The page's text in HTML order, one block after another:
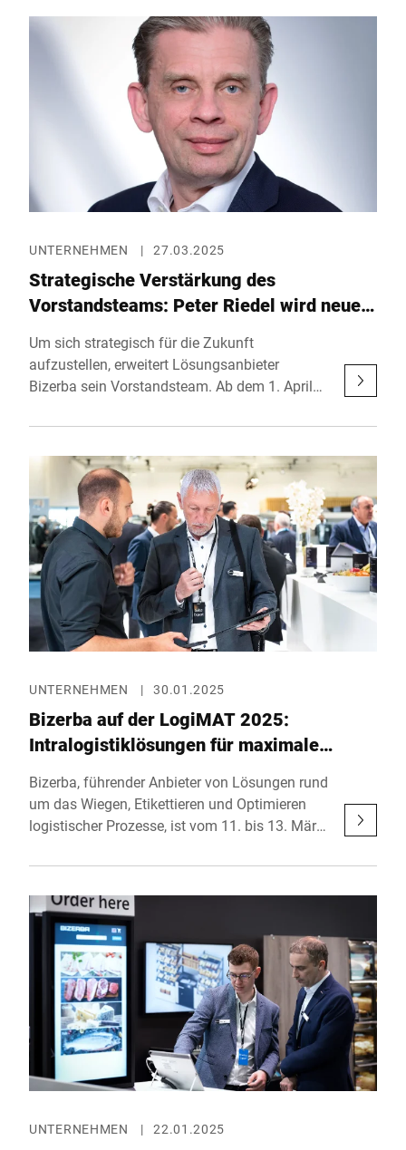
Produktportfolio. Vom 6. bis 8. Mai 2025 zeigt
das Unternehmen in Halle 3 (Stand 3LL803)
modernste End-of-line-Technologie, die speziell
auf die hohen Anforderungen der Fisch- und
Meeresfrüchteverarbeitung abgestimmt ist –
mit Fokus auf Produktsicherheit,
Rückverfolgbarkeit, Nachhaltigkeit und
Effizienz.
UNTERNEHMEN | 27.03.2025
Strategische Verstärkung des
Vorstandsteams: Peter Riedel wird neuer
Um sich strategisch für die Zukunft
aufzustellen, erweitert Lösungsanbieter
Bizerba sein Vorstandsteam. Ab dem 1. April
Chief Operating Officer (COO) und verantwortet
langjährigen Erfahrung in der
Technologiebranche wird er die
Transformation und Weiterentwicklung des
Unternehmens massgeblich unterstützen.
UNTERNEHMEN | 30.01.2025
Bizerba auf der LogiMAT 2025:
Intralogistiklösungen für maximale
Bizerba, führender Anbieter von Lösungen rund
um das Wiegen, Etikettieren und Optimieren
logistischer Prozesse, ist vom 11. bis 13. März
Halle 5, Stand D01 präsentiert das
ganzheitliche Lösungen, die Intralogistik-
Prozesse effizienter und zuverlässiger
gestalten.
UNTERNEHMEN | 22.01.2025